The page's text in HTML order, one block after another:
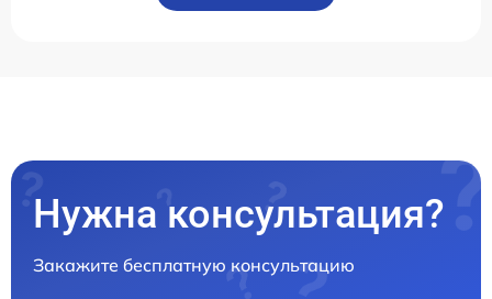
Нужна консультация?
Закажите бесплатную консультацию